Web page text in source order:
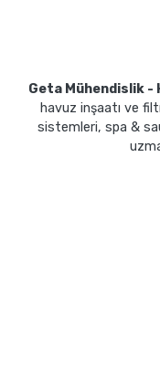
Geta Mühendislik -
havuz inşaatı ve
sistemleri, spa &